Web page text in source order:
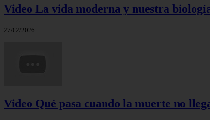
Video La vida moderna y nuestra
27/02/2026
Video Qué pasa cuando la muerte no